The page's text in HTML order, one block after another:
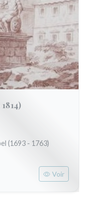
(1693 - 1763)
Voir